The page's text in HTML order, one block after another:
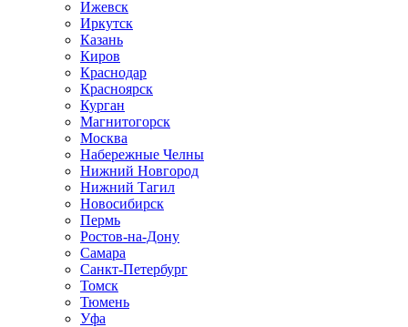
Ижевск
Иркутск
Казань
Киров
Краснодар
Красноярск
Курган
Магнитогорск
Москва
Набережные Челны
Нижний Новгород
Нижний Тагил
Новосибирск
Пермь
Ростов-на-Дону
Самара
Санкт-Петербург
Томск
Тюмень
Уфа